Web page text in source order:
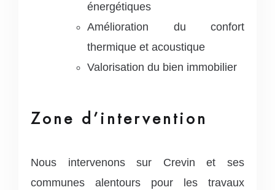
énergétiques
Amélioration du confort
thermique et acoustique
Valorisation du bien immobilier
Zone d’intervention
Nous intervenons sur Crevin et ses
communes alentours pour les travaux